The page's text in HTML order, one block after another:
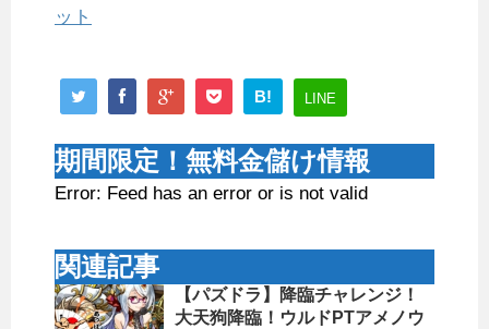
ット
B! LINE
期間限定！無料金儲け情報
Error: Feed has an error or is not valid
関連記事
【パズドラ】降臨チャレンジ！
大天狗降臨！ウルドPTアメノウ